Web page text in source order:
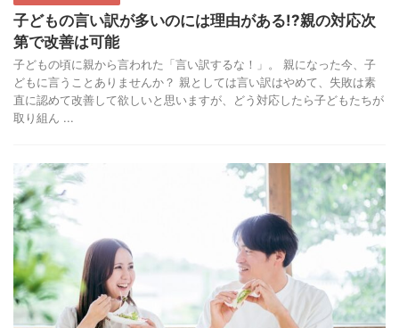
子どもの言い訳が多いのには理由がある!?親の対応次
第で改善は可能
子どもの頃に親から言われた「言い訳するな！」。 親になった今、子
どもに言うことありませんか？ 親としては言い訳はやめて、失敗は素
直に認めて改善して欲しいと思いますが、どう対応したら子どもたちが
取り組ん ...